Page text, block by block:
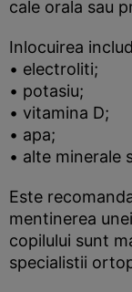
cale orala sau
Inlocuirea
• electroliti;
• potasiu;
• vitamina D;
• apa;
• alte minerale
Este
mentinerea
copilului sunt
specialistii